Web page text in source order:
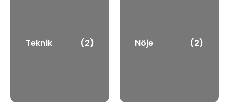
Teknik (2) Nöje (2)